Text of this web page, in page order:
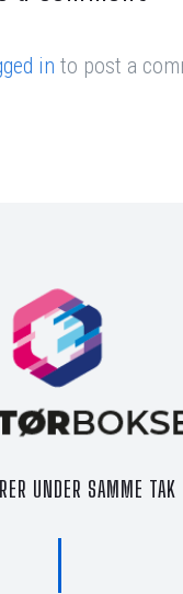
in to post a
UNDER SAMME TAK